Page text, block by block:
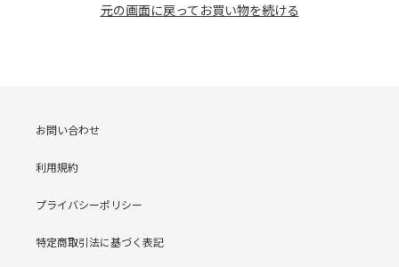
元の画面に戻ってお買い物を続ける
お問い合わせ
利用規約
プライバシーポリシー
特定商取引法に基づく表記